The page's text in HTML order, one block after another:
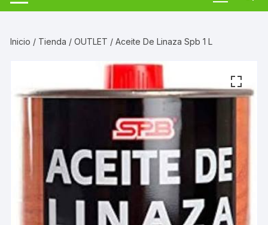
Inicio / Tienda /OUTLET / Aceite De Linaza Spb 1 L